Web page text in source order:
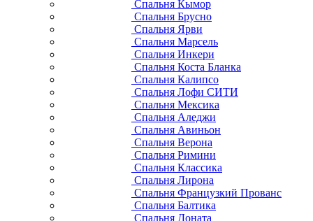
Спальня Кымор
Спальня Брусно
Спальня Ярви
Спальня Марсель
Спальня Инкери
Спальня Коста Бланка
Спальня Калипсо
Спальня Лофи СИТИ
Спальня Мексика
Спальня Аледжи
Спальня Авиньон
Спальня Верона
Спальня Римини
Спальня Классика
Спальня Лирона
Спальня Французкий Прованс
Спальня Балтика
Спальня Доната